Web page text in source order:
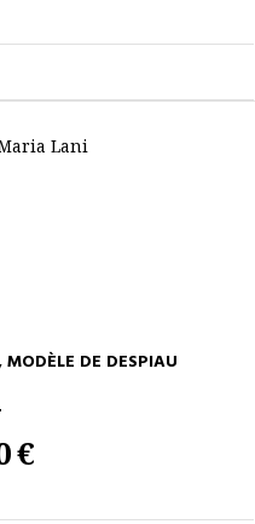
DE DESPIAU
€